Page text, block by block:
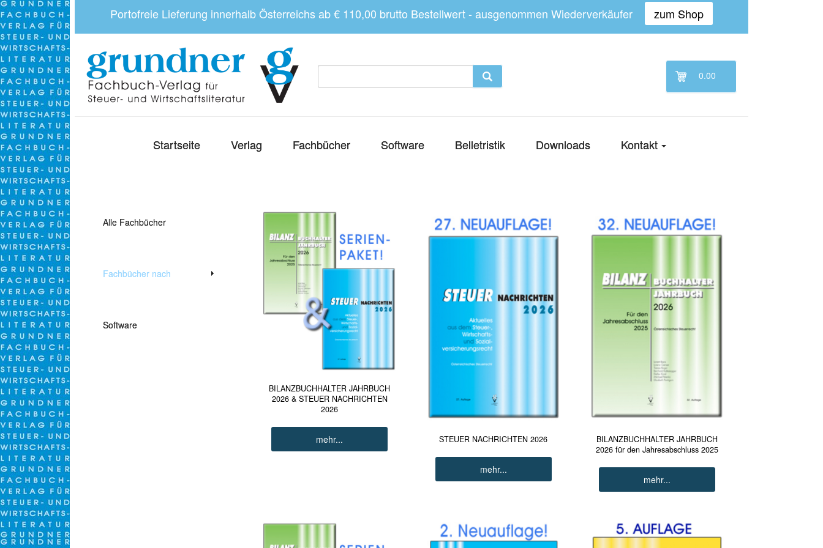
Portofreie Lieferung innerhalb Österreichs ab € 110,00 brutto Bestellwert - ausgenommen Wiederverkäufer zum Shop
0.00
Startseite Verlag Fachbücher Software Belletristik Downloads Kontakt
Alle Fachbücher
Fachbücher nach
Themen
Software
BILANZBUCHHALTER JAHRBUCH
2026 & STEUER NACHRICHTEN
2026
mehr... STEUER NACHRICHTEN 2026
mehr...
BILANZBUCHHALTER JAHRBUCH
2026 für den Jahresabschluss 2025
mehr...